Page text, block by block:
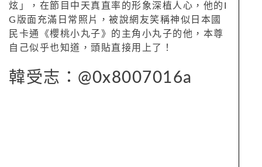
炫」，在節目中天真直率的形象深植人心，他的I
G版面充滿日常照片，被說網友笑稱神似日本國
民卡通《櫻桃小丸子》的主角小丸子的他，本尊
自己似乎也知道，頭貼直接用上了！
韓受志：@0x8007016a